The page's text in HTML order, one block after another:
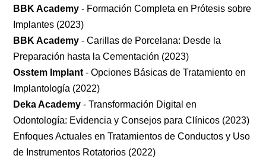
Continuar con
O
Continuar con
BBK Academy - Formación Completa en Prótesis sobre
Implantes (2023)
BBK Academy - Carillas de Porcelana: Desde la
Preparación hasta la Cementación (2023)
Osstem Implant - Opciones Básicas de Tratamiento en
Implantología (2022)
Deka Academy - Transformación Digital en
Odontología: Evidencia y Consejos para Clínicos (2023)
Enfoques Actuales en Tratamientos de Conductos y Uso
de Instrumentos Rotatorios (2022)